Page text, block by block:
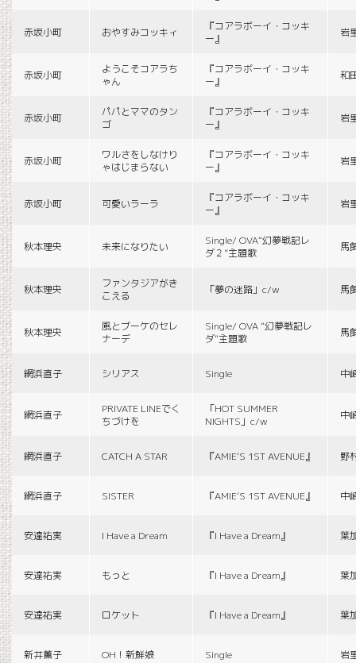
赤坂小町 おやすみコッキィ
『コアラボーイ・コッキ
ー』
岩
赤坂小町
ようこそコアラち
ゃん
『コアラボーイ・コッキ
ー』
和
赤坂小町
パパとママのタン
ゴ
『コアラボーイ・コッキ
ー』
岩
赤坂小町
ワルさをしなけり
ゃはじまらない
『コアラボーイ・コッキ
ー』
岩
赤坂小町 可愛いラーラ
『コアラボーイ・コッキ
ー』
岩
秋本理央 未来になりたい
Single/ OVA“幻夢戦記レ
ダ２”主題歌
馬
秋本理央
ファンタジアがき
こえる
「夢の迷路」c/w 馬
秋本理央
風とブーケのセレ
ナーデ
Single/ OVA “幻夢戦記レ
ダ”主題歌
馬
網浜直子 シリアス Single 中
網浜直子
PRIVATE LINEでく
ちづけを
「HOT SUMMER
NIGHTS」c/w
中
網浜直子 CATCH A STAR 『AMIE'S 1ST AVENUE』 野
網浜直子 SISTER 『AMIE'S 1ST AVENUE』 中
安達祐実 I Have a Dream 『I Have a Dream』 葉
安達祐実 もっと 『I Have a Dream』 葉
安達祐実 ロケット 『I Have a Dream』 葉
新井薫子 OH！新鮮娘 Single 岩